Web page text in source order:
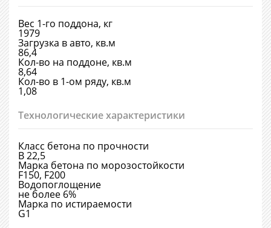
Вес 1-го поддона, кг
1979
Загрузка в авто, кв.м
86,4
Кол-во на поддоне, кв.м
8,64
Кол-во в 1-ом ряду, кв.м
1,08
Технологические характеристики
Класс бетона по прочности
В 22,5
Марка бетона по морозостойкости
F150, F200
Водопоглощение
не более 6%
Марка по истираемости
G1